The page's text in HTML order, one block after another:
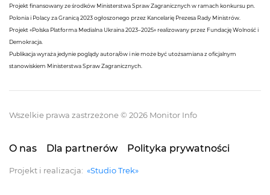
Projekt finansowany ze środków Ministerstwa Spraw Zagranicznych w ramach konkursu pn.
Polonia i Polacy za Granicą 2023 ogłoszonego przez Kancelarię Prezesa Rady Ministrów.
Projekt «Polska Platforma Medialna Ukraina 2023–2025» realizowany przez Fundację Wolność i
Demokracja.
Publikacja wyraża jedynie poglądy autora/ów i nie może być utożsamiana z oficjalnym
stanowiskiem Ministerstwa Spraw Zagranicznych.
Wszelkie prawa zastrzeżone © 2026 Monitor Info
O nas Dla partnerów Polityka prywatności
Projekt i realizacja: «Studio Trek»